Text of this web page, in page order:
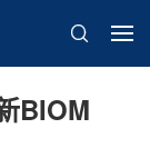
BIOM